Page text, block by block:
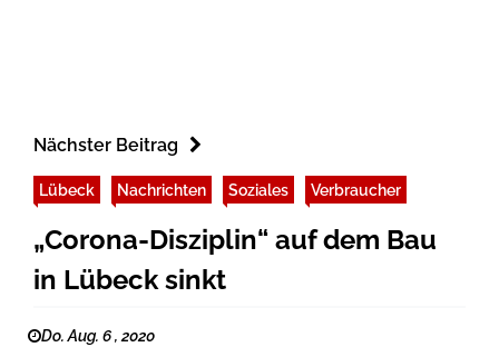
Nächster Beitrag
Lübeck Nachrichten Soziales Verbraucher
„Corona-Disziplin“ auf dem Bau
in Lübeck sinkt
Do. Aug. 6 , 2020